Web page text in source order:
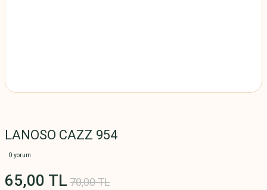
LANOSO CAZZ 954
0 yorum
65,00 TL 70,00 TL